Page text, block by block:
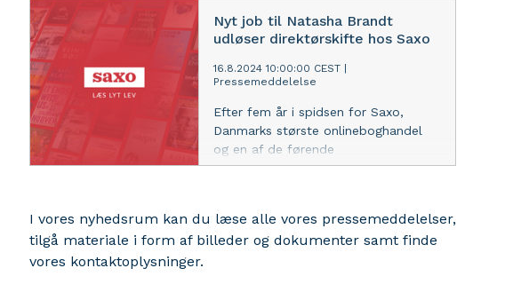
vestdanske kommuner.
Nyt job til Natasha Brandt
udløser direktørskifte hos Saxo
16.8.2024 10:00:00 CEST
Pressemeddelelse
Efter fem år i spidsen for Saxo,
Danmarks største onlineboghandel
og en af de førende
bogstreamingtjenester, rykker adm.
Saxos nuværende kunde- og
driftsdirektør (COO) Jeppe
I vores nyhedsrum kan du læse alle vores pressemeddelelser,
tilgå materiale i form af billeder og dokumenter samt finde
vores kontaktoplysninger.